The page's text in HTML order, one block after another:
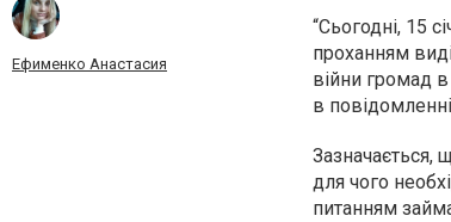
Ефименко Анастасия
“Сьогодні, 15
проханням
війни громад в
в
Зазначається,
для чого
питанням